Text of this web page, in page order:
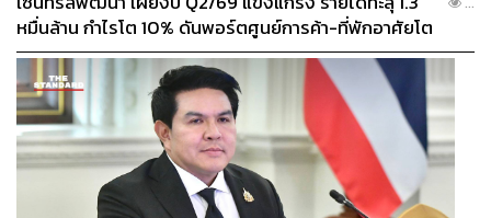
หมื่นล้าน กำไรโต 10% ดันพอร์ตศูนย์การค้า-ที่พักอาศัยโต
ยกแผง